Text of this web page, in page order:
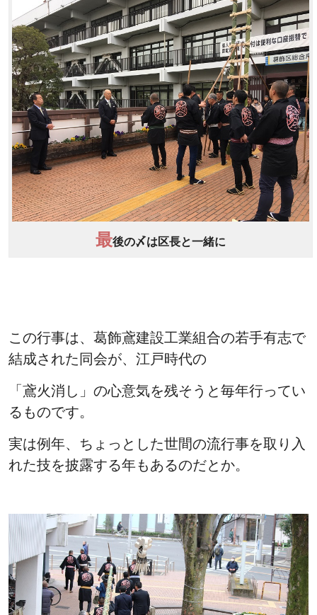
最後の〆は区長と一緒に
この行事は、葛飾鳶建設工業組合の若手有志で
結成された同会が、江戸時代の
「鳶火消し」の心意気を残そうと毎年行ってい
るものです。
実は例年、ちょっとした世間の流行事を取り入
れた技を披露する年もあるのだとか。